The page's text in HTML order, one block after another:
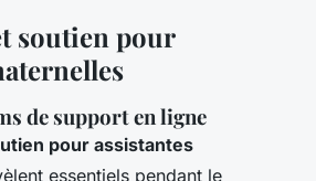
soutien pour
de support en ligne
pour assistantes
essentiels pendant le